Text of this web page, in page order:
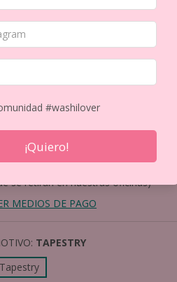
PET SODA
pagando con
se retiran en nuestras oficinas)
MEDIOS DE PAGO
TAPESTRY
Tapestry
#washilover
¡Quiero!